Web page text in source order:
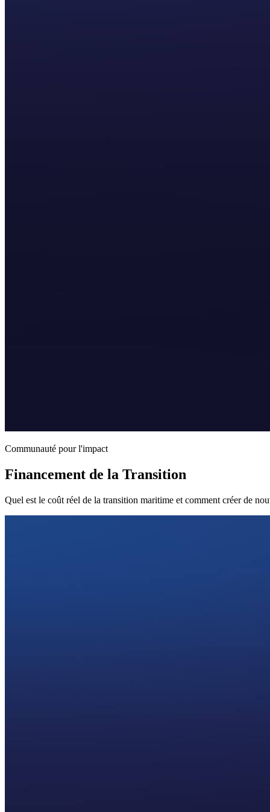
Communauté pour l'impact
Financement de la Transition
Quel est le coût réel de la transition maritime et comment créer de